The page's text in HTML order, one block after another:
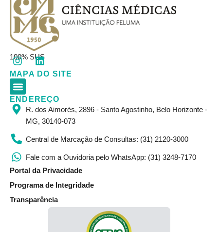
100% SUS
I
n
s
t
a
g
r
L
i
n
e
d
n
MAPA DO SITE
ENDEREÇO
R. dos Aimorés, 2896 - Santo Agostinho, Belo Horizonte -
MG, 30140-073
Central de Marcação de Consultas: (31) 2120-3000
Fale com a Ouvidoria pelo WhatsApp: (31) 3248-7170
Portal da Privacidade
Programa de Integridade
Transparência